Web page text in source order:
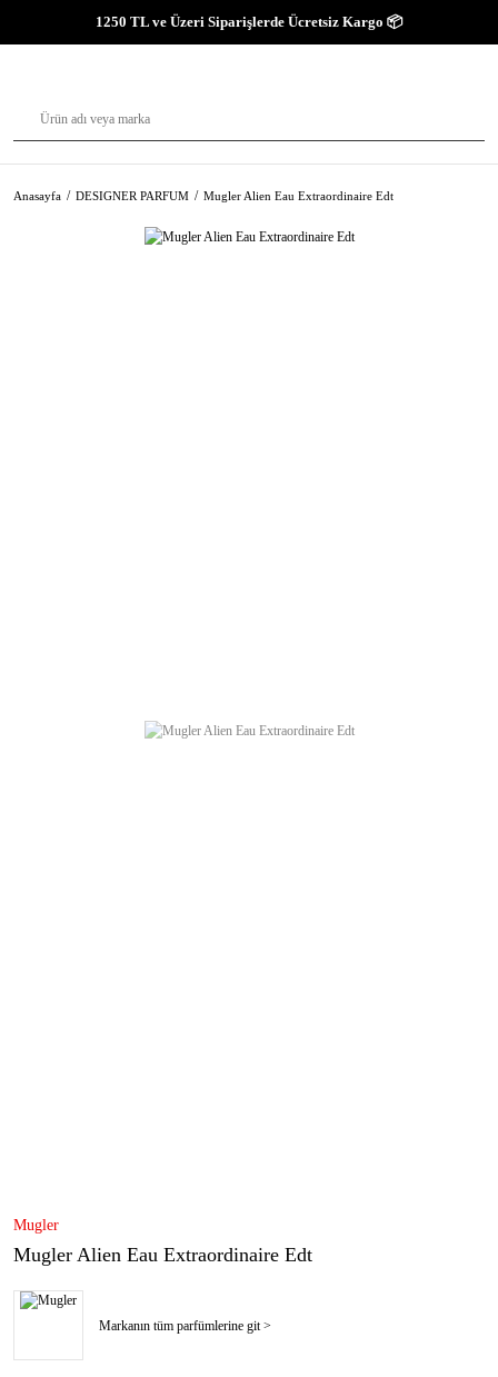
1250 TL ve Üzeri Siparişlerde Ücretsiz Kargo 📦
Anasayfa DESIGNER PARFUM Mugler Alien Eau Extraordinaire Edt
Mugler
Mugler Alien Eau Extraordinaire Edt
Markanın tüm parfümlerine git >